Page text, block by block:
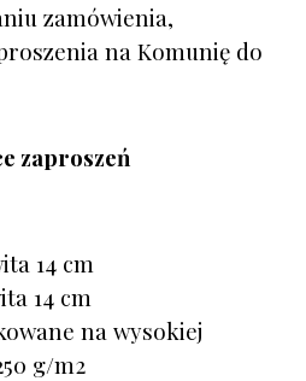
zamówienia,
na Komunię do
zaproszeń
14 cm
14 cm
na wysokiej
g/m2